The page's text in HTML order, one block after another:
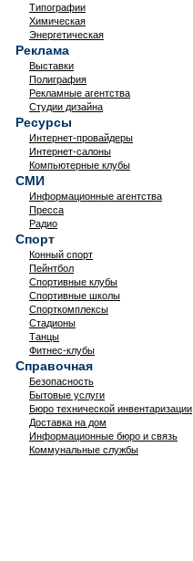
Типографии
Химическая
Энергетическая
Реклама
Выставки
Полиграфия
Рекламные агентства
Студии дизайна
Ресурсы
Интернет-провайдеры
Интернет-салоны
Компьютерные клубы
СМИ
Информационные агентства
Пресса
Радио
Спорт
Конный спорт
Пейнтбол
Спортивные клубы
Спортивные школы
Спорткомплексы
Стадионы
Танцы
Фитнес-клубы
Справочная
Безопасность
Бытовые услуги
Бюро технической инвентаризации
Доставка на дом
Информационные бюро и связь
Коммунальные службы